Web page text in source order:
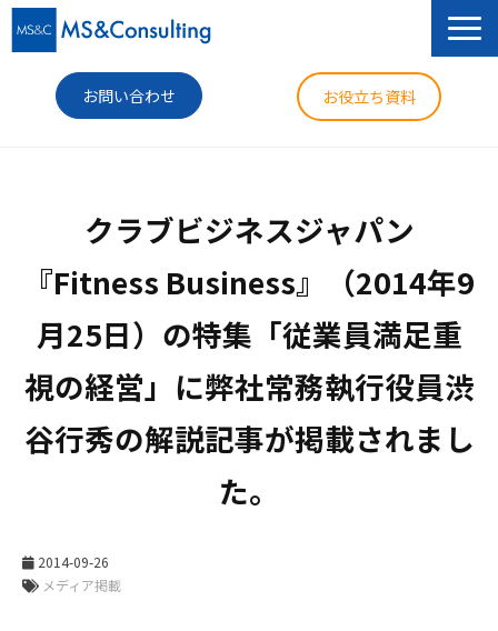
お問い合わせ お役立ち資料
導入事例
コラム
ニュース
企業情報
クラブビジネスジャパン
『Fitness Business』（2014年9
月25日）の特集「従業員満足重
視の経営」に弊社常務執行役員渋
谷行秀の解説記事が掲載されまし
た。
2014-09-26
メディア掲載